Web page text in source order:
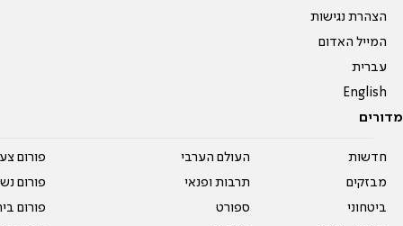
הצהרת נגישות
המייל האדום
עברית
English
מדורים
חדשות
מבזקים
ביטחוני
העולם הערבי
תרבות ופנאי
ספורט
פורום
פורום
פורום